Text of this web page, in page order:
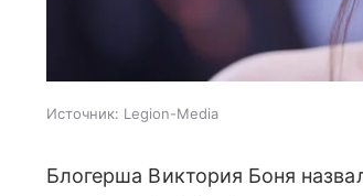
Источник: Legion-Media
Блогерша Виктория Боня